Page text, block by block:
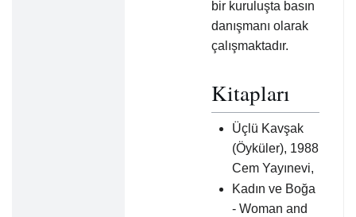
bir kuruluşta basın
danışmanı olarak
çalışmaktadır.
Kitapları
Üçlü Kavşak
(Öyküler), 1988
Cem Yayınevi,
Kadın ve Boğa
- Woman and